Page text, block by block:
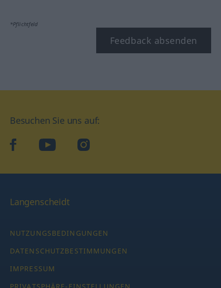
*Pflichtfeld
Feedback absenden
Besuchen Sie uns auf:
facebookYouTube Instagram
Langenscheidt
NUTZUNGSBEDINGUNGEN
DATENSCHUTZBESTIMMUNGEN
IMPRESSUM